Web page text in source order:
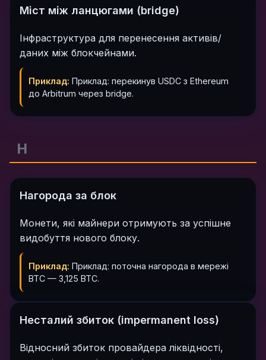
Міст між ланцюгами (bridge)
Інфраструктура для перенесення активів/
даних між блокчейнами.
Приклад: Приклад: перекинув USDC з Ethereum
до Arbitrum через bridge.
Н
Нагорода за блок
Монети, які майнери отримують за успішне
видобуття нового блоку.
Приклад: Приклад: поточна нагорода в мережі
BTC — 3,125 BTC.
Несталий збиток (impermanent loss)
Відносний збиток провайдера ліквідності,